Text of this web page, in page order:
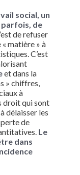
social, un
parfois, de
de refuser
matière » à
C’est
et dans la
» chiffres,
à
droit qui sont
délaisser les
de
Le
dans